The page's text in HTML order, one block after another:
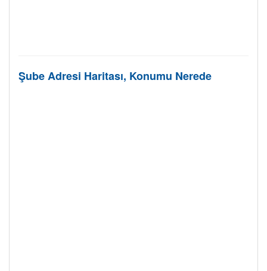
Şube Adresi Haritası, Konumu Nerede